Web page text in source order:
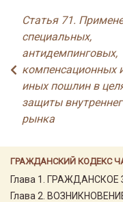
ГРАЖДАНСКИЙ КОДЕКС
Глава 1.
Глава 2.
Статья 71.
специальных,
антидемпинговых,
компенсационных
иных пошлин в
защиты
рынка